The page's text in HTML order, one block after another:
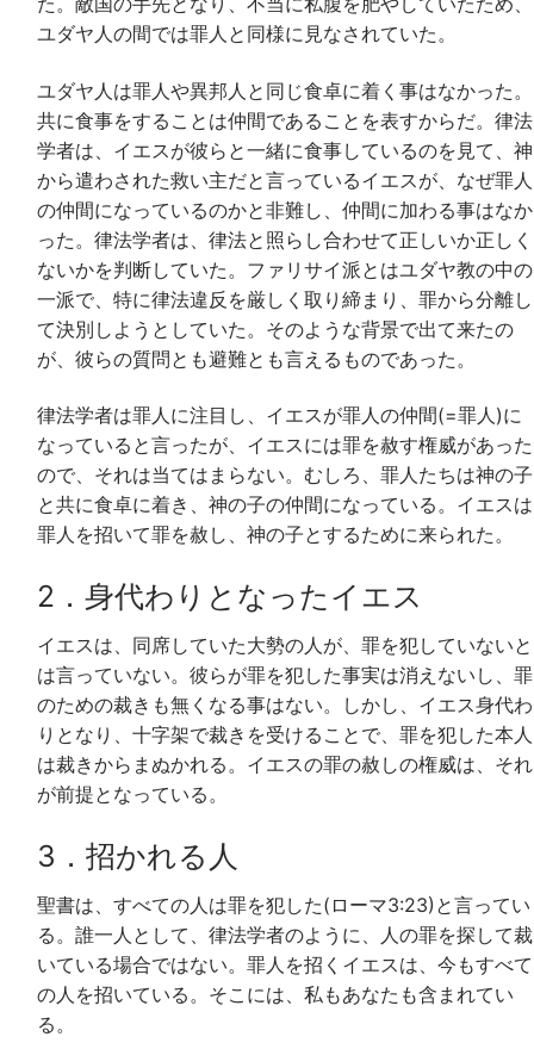
ユダヤ人の間では罪人と同様に見なされていた。
ユダヤ人は罪人や異邦人と同じ食卓に着く事はなかった。
共に食事をすることは仲間であることを表すからだ。律法
学者は、イエスが彼らと一緒に食事しているのを見て、神
から遣わされた救い主だと言っているイエスが、なぜ罪人
の仲間になっているのかと非難し、仲間に加わる事はなか
った。律法学者は、律法と照らし合わせて正しいか正しく
ないかを判断していた。ファリサイ派とはユダヤ教の中の
一派で、特に律法違反を厳しく取り締まり、罪から分離し
て決別しようとしていた。そのような背景で出て来たの
が、彼らの質問とも避難とも言えるものであった。
律法学者は罪人に注目し、イエスが罪人の仲間(=罪人)に
なっていると言ったが、イエスには罪を赦す権威があった
ので、それは当てはまらない。むしろ、罪人たちは神の子
と共に食卓に着き、神の子の仲間になっている。イエスは
罪人を招いて罪を赦し、神の子とするために来られた。
2．身代わりとなったイエス
イエスは、同席していた大勢の人が、罪を犯していないと
は言っていない。彼らが罪を犯した事実は消えないし、罪
のための裁きも無くなる事はない。しかし、イエス身代わ
りとなり、十字架で裁きを受けることで、罪を犯した本人
は裁きからまぬかれる。イエスの罪の赦しの権威は、それ
が前提となっている。
3．招かれる人
聖書は、すべての人は罪を犯した(ローマ3:23)と言ってい
る。誰一人として、律法学者のように、人の罪を探して裁
いている場合ではない。罪人を招くイエスは、今もすべて
の人を招いている。そこには、私もあなたも含まれてい
る。